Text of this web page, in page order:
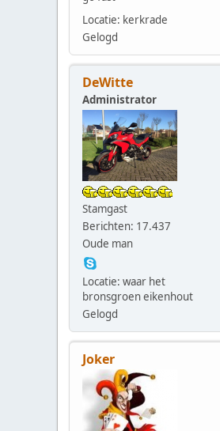
Locatie: kerkrade
Gelogd
DeWitte
Administrator
Stamgast
Berichten: 17.437
Oude man
Locatie: waar het
bronsgroen eikenhout
Gelogd
Joker